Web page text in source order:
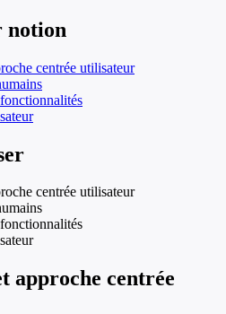
notion
centrée utilisateur
centrée utilisateur
approche centrée